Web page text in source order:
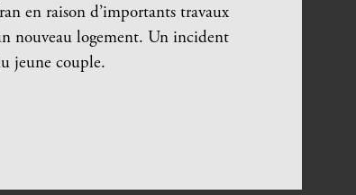
en raison d’importants travaux
nouveau logement. Un incident
jeune couple.